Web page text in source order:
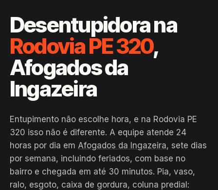
Desentupidora na
Rodovia PE 320,
Afogados da
Ingazeira
Entupimento não escolhe hora, e na Rodovia PE
320 isso não é diferente. A equipe atende 24
horas por dia em Afogados da Ingazeira, sete dias
por semana, incluindo feriados, com base no
bairro e chegada em até 30 minutos. Pia, vaso,
ralo, esgoto, caixa de gordura, coluna predial: